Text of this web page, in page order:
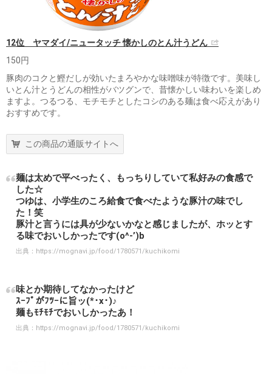
12位 ヤマダイ/ニュータッチ 懐かしのとん汁うどん
150円
豚肉のコクと鰹だしが効いたまろやかな味噌味が特徴です。美味し
いとん汁とうどんの相性がバツグンで、昔懐かしい味わいを楽しめ
ますよ。つるつる、モチモチとしたコシのある麺は食べ応えがあり
おすすめです。
この商品の通販サイトへ
麺は太めで平べったく、もっちりしていて私好みの食感で
した☆
つゆは、小学生のころ給食で食べたような豚汁の味でし
た！笑
豚汁と言うには具が少ないかなと感じましたが、ホッとす
る味でおいしかったです(o^-’)b
出典： https://mognavi.jp/food/1780571/kuchikomi
味とか期待してなかったけど
ｽｰﾌﾟがﾌﾂｰに旨ッ(*･x･)♪
麺もﾓﾁﾓﾁでおいしかったあ！
出典： https://mognavi.jp/food/1780571/kuchikomi